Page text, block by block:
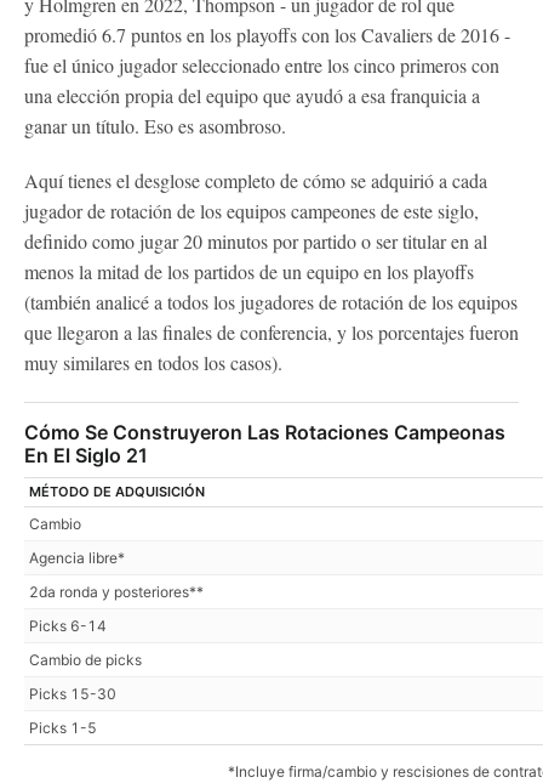
promedió 6.7 puntos en los playoffs con los Cavaliers de 2016 -
fue el único jugador seleccionado entre los cinco primeros con
una elección propia del equipo que ayudó a esa franquicia a
ganar un título. Eso es asombroso.
Aquí tienes el desglose completo de cómo se adquirió a cada
jugador de rotación de los equipos campeones de este siglo,
definido como jugar 20 minutos por partido o ser titular en al
menos la mitad de los partidos de un equipo en los playoffs
(también analicé a todos los jugadores de rotación de los equipos
que llegaron a las finales de conferencia, y los porcentajes fueron
muy similares en todos los casos).
Cómo Se Construyeron Las Rotaciones Campeonas
En El Siglo 21
MÉTODO DE ADQUISICIÓN
Cambio
Agencia libre*
2da ronda y posteriores**
Picks 6-14
Cambio de picks
Picks 15-30
Picks 1-5
*Incluye firma/cambio y rescisiones de